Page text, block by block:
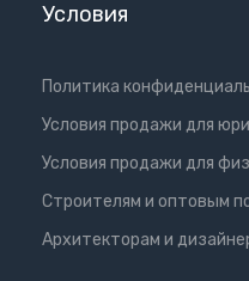
Условия
Политика
Условия продажи для
Условия продажи для
Cтроителям и оптовым
Aрхитекторам и